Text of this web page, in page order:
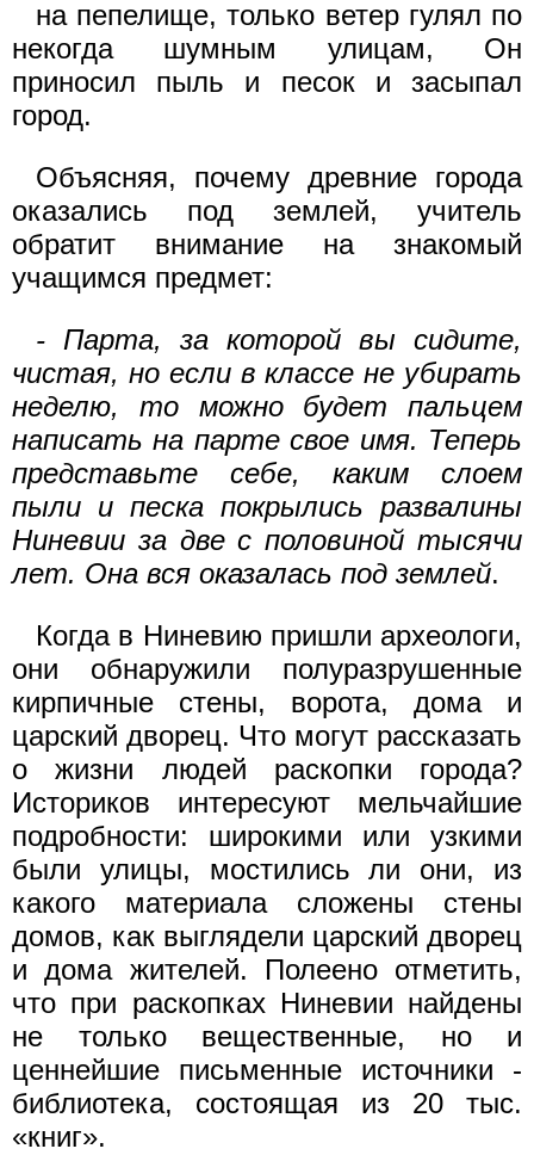
на пепелище, только ветер гулял по
некогда шумным улицам, Он
приносил пыль и песок и засыпал
город.
Объясняя, почему древние города
оказались под землей, учитель
обратит внимание на знакомый
учащимся предмет:
- Парта, за которой вы сидите,
чистая, но если в классе не убирать
неделю, то можно будет пальцем
написать на парте свое имя. Теперь
представьте себе, каким слоем
пыли и песка покрылись развалины
Ниневии за две с половиной тысячи
лет. Она вся оказалась под землей.
Когда в Ниневию пришли археологи,
они обнаружили полуразрушенные
кирпичные стены, ворота, дома и
царский дворец. Что могут рассказать
о жизни людей раскопки города?
Историков интересуют мельчайшие
подробности: широкими или узкими
были улицы, мостились ли они, из
какого материала сложены стены
домов, как выглядели царский дворец
и дома жителей. Полеено отметить,
что при раскопках Ниневии найдены
не только вещественные, но и
ценнейшие письменные источники -
библиотека, состоящая из 20 тыс.
«книг».